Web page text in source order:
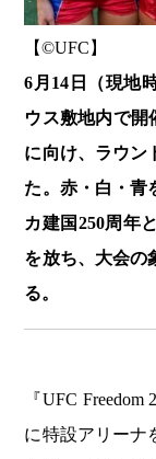
【©️UFC】
6月14日（現地
ウス敷地内で開
に向け、ラウン
た。赤・白・青
カ建国250周年
を放ち、大会の
る。
『UFC
に特設アリーナ